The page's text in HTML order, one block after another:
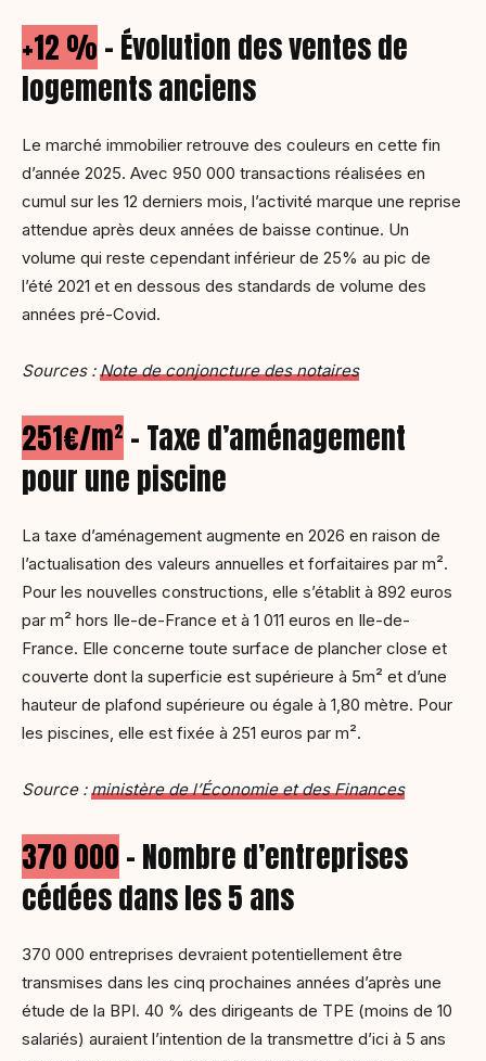
+12 %– Évolution des ventes de
logements anciens
Le marché immobilier retrouve des couleurs en cette fin
d’année 2025. Avec 950 000 transactions réalisées en
cumul sur les 12 derniers mois, l’activité marque une reprise
attendue après deux années de baisse continue. Un
volume qui reste cependant inférieur de 25% au pic de
l’été 2021 et en dessous des standards de volume des
années pré-Covid.
Sources :Note de conjoncture des notaires
251€/m²– Taxe d’aménagement
pour une piscine
La taxe d’aménagement augmente en 2026 en raison de
l’actualisation des valeurs annuelles et forfaitaires par m².
Pour les nouvelles constructions, elle s’établit à 892 euros
par m² hors Ile-de-France et à 1 011 euros en Ile-de-
France. Elle concerne toute surface de plancher close et
couverte dont la superficie est supérieure à 5m² et d’une
hauteur de plafond supérieure ou égale à 1,80 mètre. Pour
les piscines, elle est fixée à 251 euros par m².
Source :ministère de l’Économie et des Finances
370 000– Nombre d’entreprises
cédées dans les 5 ans
370 000 entreprises devraient potentiellement être
transmises dans les cinq prochaines années d’après une
étude de la BPI. 40 % des dirigeants de TPE (moins de 10
salariés) auraient l’intention de la transmettre d’ici à 5 ans